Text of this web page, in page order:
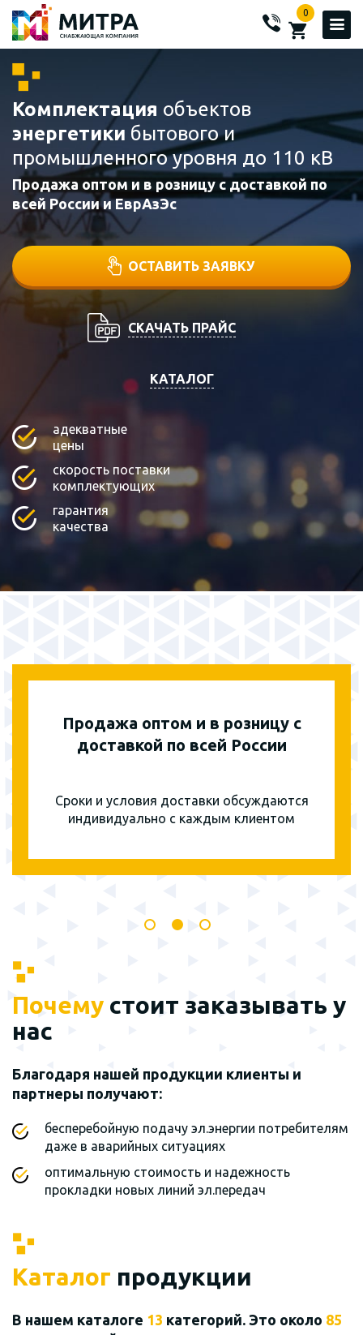
0
Комплектация объектов
энергетики бытового и
промышленного уровня до 110 кВ
Продажа оптом и в розницу с доставкой по
всей России и ЕврАзЭс
ОСТАВИТЬ ЗАЯВКУ
СКАЧАТЬ ПРАЙС
КАТАЛОГ
адекватные
цены
скорость поставки
комплектующих
гарантия
качества
Продажа оптом и в розницу с
доставкой по всей России
Сроки и условия доставки обсуждаются
индивидуально с каждым клиентом
Почему стоит заказывать у
нас
Благодаря нашей продукции клиенты и
партнеры получают:
бесперебойную подачу эл.энергии потребителям
даже в аварийных ситуациях
оптимальную стоимость и надежность
прокладки новых линий эл.передач
Каталог продукции
В нашем каталоге 13 категорий. Это около 85